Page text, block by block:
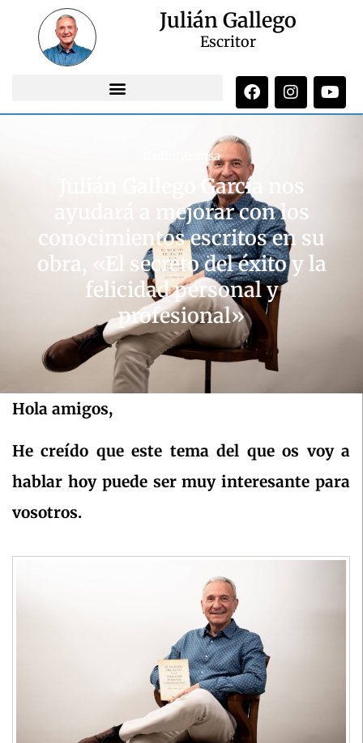
Julián Gallego
Escritor
Radio/Prensa
Julián Gallego García nos
ayudará a mejorar con los
conocimientos escritos en su
obra, «El secreto del éxito y la
felicidad personal y
profesional»
Hola amigos,
He creído que este tema del que os voy a
hablar hoy puede ser muy interesante para
vosotros.